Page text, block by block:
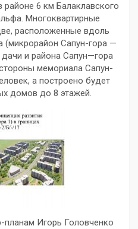
6 км Балаклавского
Многоквартирные
расположенные вдоль
(микрорайон Сапун-гора —
и района Сапун—гора
мемориала Сапун-
а построено будет
домов до 8 этажей.
Игорь Головченко